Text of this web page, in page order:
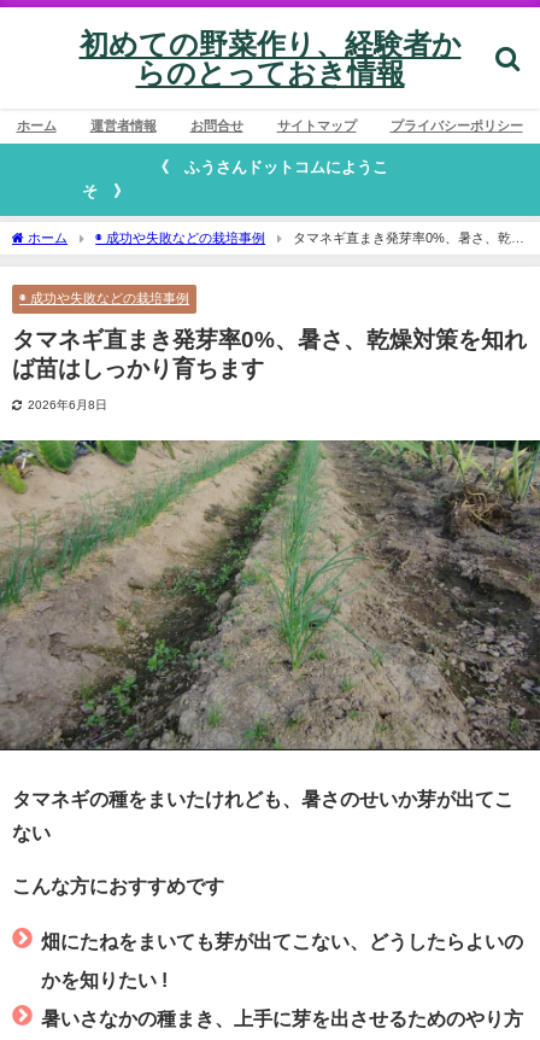
初めての野菜作り、経験者か
らのとっておき情報
ホーム 運営者情報 お問合せ サイトマップ プライバシーポリシー
《 ふうさんドットコムにようこ
そ 》
ホーム ◉ 成功や失敗などの栽培事例
タマネギ直まき発芽率0%、暑さ、乾燥
対策を知れば苗はしっかり育ちます
◉ 成功や失敗などの栽培事例
タマネギ直まき発芽率0%、暑さ、乾燥対策を知れ
ば苗はしっかり育ちます
2026年6月8日
タマネギの種をまいたけれども、暑さのせいか芽が出てこ
ない
こんな方におすすめです
畑にたねをまいても芽が出てこない、どうしたらよいの
かを知りたい !
暑いさなかの種まき、上手に芽を出させるためのやり方